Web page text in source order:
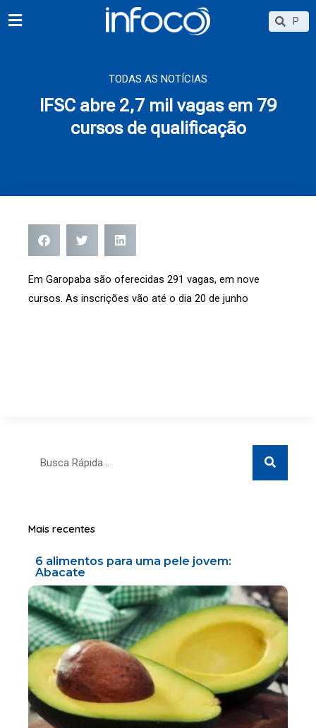
para
Search
TODAS AS NOTÍCIAS
IFSC abre 2,7 mil vagas em 79
cursos de qualificação
Em Garopaba são oferecidas 291 vagas, em nove
cursos. As inscrições vão até o dia 20 de junho
Search
Mais recentes
6 alimentos para uma pele jovem:
Abacate